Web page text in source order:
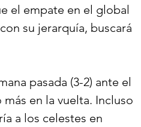
el empate en el global
su jerarquía, buscará
pasada (3-2) ante el
en la vuelta. Incluso
a los celestes en